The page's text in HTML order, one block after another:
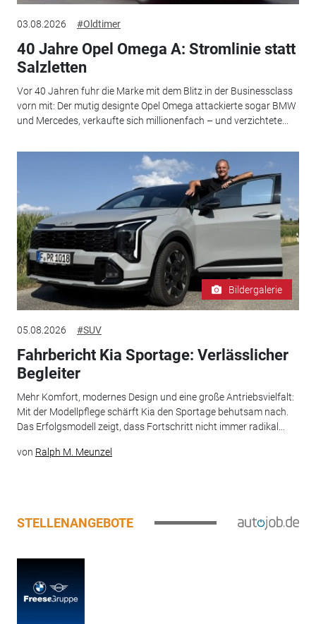
03.08.2026 #Oldtimer
40 Jahre Opel Omega A: Stromlinie statt
Salzletten
Vor 40 Jahren fuhr die Marke mit dem Blitz in der Businessclass
vorn mit: Der mutig designte Opel Omega attackierte sogar BMW
und Mercedes, verkaufte sich millionenfach – und verzichtete...
Bildergalerie
05.08.2026 #SUV
Fahrbericht Kia Sportage: Verlässlicher
Begleiter
Mehr Komfort, modernes Design und eine große Antriebsvielfalt:
Mit der Modellpflege schärft Kia den Sportage behutsam nach.
Das Erfolgsmodell zeigt, dass Fortschritt nicht immer radikal...
von Ralph M. Meunzel
STELLENANGEBOTE